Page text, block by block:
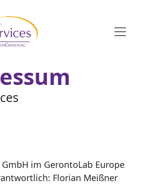
im GerontoLab Europe
Florian Meißner